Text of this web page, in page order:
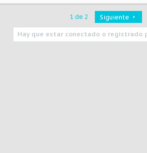
1 de 2 Siguiente
Hay que estar conectado o registrado